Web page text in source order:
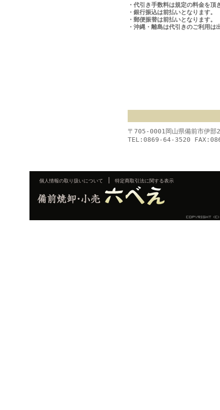
・代引き手数料は規定の料金を頂
・銀行振込は前払いとなります。
・郵便振替は前払いとなります。
・沖縄・離島は代引きのご利用は
〒705-0001岡山県備前市伊
TEL:0869-64-3520
個人情報の取り扱いについて 特定商取引法に関する表示